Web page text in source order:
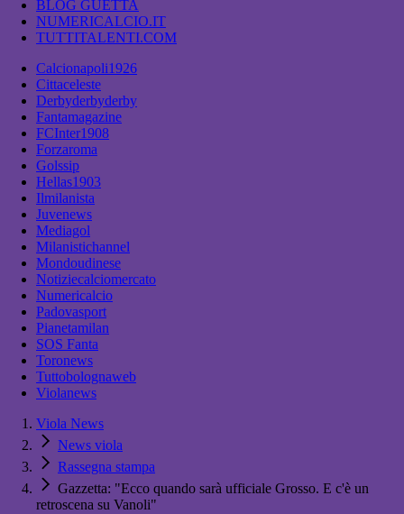
BLOG GUETTA
NUMERICALCIO.IT
TUTTITALENTI.COM
Calcionapoli1926
Cittaceleste
Derbyderbyderby
Fantamagazine
FCInter1908
Forzaroma
Golssip
Hellas1903
Ilmilanista
Juvenews
Mediagol
Milanistichannel
Mondoudinese
Notiziecalciomercato
Numericalcio
Padovasport
Pianetamilan
SOS Fanta
Toronews
Tuttobolognaweb
Violanews
Viola News
News viola
Rassegna stampa
Gazzetta: "Ecco quando sarà ufficiale Grosso. E c'è un
retroscena su Vanoli"